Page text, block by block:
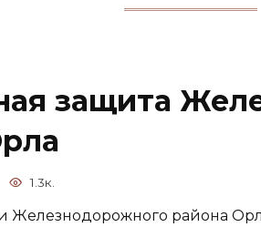
защита
1.3к.
Железнодорожного района